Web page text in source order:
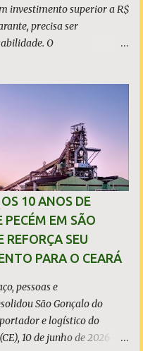
investimento superior a R$
precisa ser
O
desconhece os limites
Em qualquer dos casos, a
à informação correta,
sobretudo quando
como vitrine política. O que
e Portuário do Pecém
de São Gonçalo
demonstram o mapa
pertença a Sã...
10 ANOS DE
PECÉM EM SÃO
SEU
PARA O CEARÁ
pessoas e
São Gonçalo do
e logístico do
10 de junho de 2026 - A